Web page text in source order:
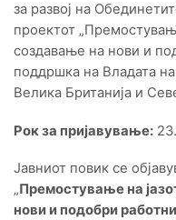
за развој на
проектот
создавање на нови и
поддршка на Владата
Велика Британија и
Рок за пријавување:
Јавниот повик се
„Премостување на
нови и подобри